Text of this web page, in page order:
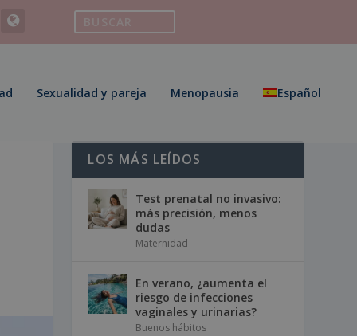
Sexualidad y pareja Menopausia Español
LOS MÁS LEÍDOS
Test prenatal no invasivo:
más precisión, menos
dudas
Maternidad
En verano, ¿aumenta el
riesgo de infecciones
vaginales y urinarias?
Buenos hábitos